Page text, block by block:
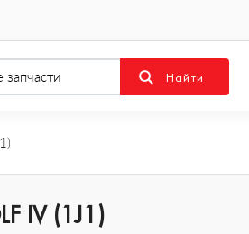
IV (1J1)